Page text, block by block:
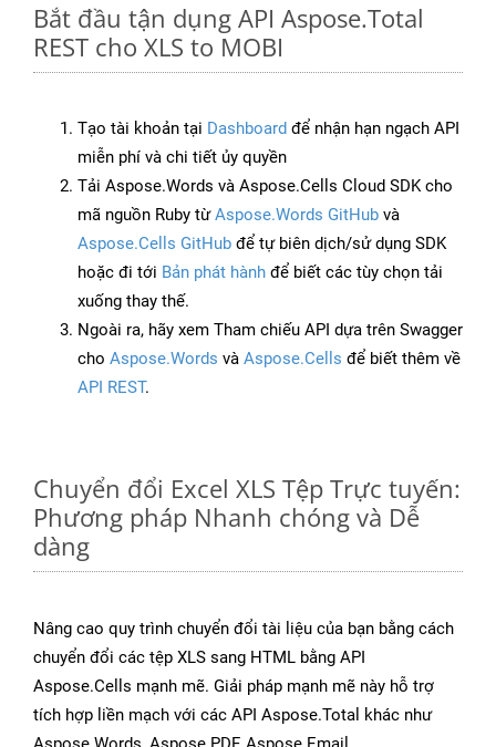
Bắt đầu tận dụng API Aspose.Total
REST cho XLS to MOBI
Tạo tài khoản tại Dashboard để nhận hạn ngạch API
miễn phí và chi tiết ủy quyền
Tải Aspose.Words và Aspose.Cells Cloud SDK cho
mã nguồn Ruby từAspose.Words GitHub và
Aspose.Cells GitHub để tự biên dịch/sử dụng SDK
hoặc đi tới Bản phát hành để biết các tùy chọn tải
xuống thay thế.
Ngoài ra, hãy xem Tham chiếu API dựa trên Swagger
cho Aspose.Words và Aspose.Cells để biết thêm về
API REST.
Chuyển đổi Excel XLS Tệp Trực tuyến:
Phương pháp Nhanh chóng và Dễ
dàng
Nâng cao quy trình chuyển đổi tài liệu của bạn bằng cách
chuyển đổi các tệp XLS sang HTML bằng API
Aspose.Cells mạnh mẽ. Giải pháp mạnh mẽ này hỗ trợ
tích hợp liền mạch với các API Aspose.Total khác như